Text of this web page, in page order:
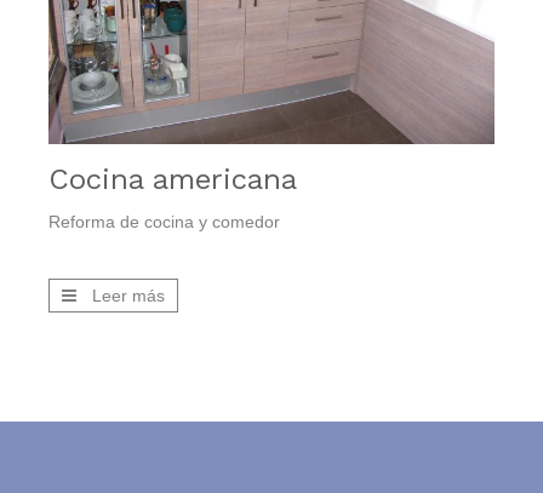
Cocina americana
Reforma de cocina y comedor
Leer más